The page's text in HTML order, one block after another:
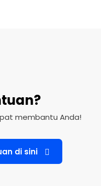
membantu Anda!
di sini